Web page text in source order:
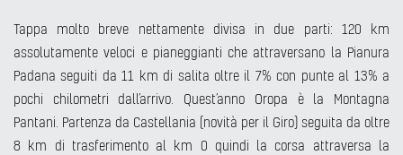
Tappa molto breve nettamente divisa in due parti: 120 km
assolutamente veloci e pianeggianti che attraversano la Pianura
Padana seguiti da 11 km di salita oltre il 7% con punte al 13% a
pochi chilometri dall’arrivo. Quest’anno Oropa è la Montagna
Pantani. Partenza da Castellania (novità per il Giro) seguita da oltre
8 km di trasferimento al km 0 quindi la corsa attraversa la